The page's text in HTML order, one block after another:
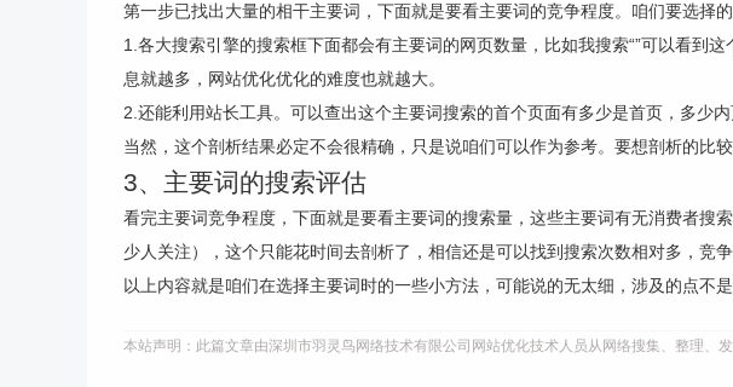
第一步已找出大量的相干主要词，下面就是要看主要词的竞争程度。咱们要选择
1.各大搜索引擎的搜索框下面都会有主要词的网页数量，比如我搜索“”可以看到
息就越多，网站优化优化的难度也就越大。
2.还能利用站长工具。可以查出这个主要词搜索的首个页面有多少是首页，多少内
当然，这个剖析结果必定不会很精确，只是说咱们可以作为参考。要想剖析的比
3、主要词的搜索评估
看完主要词竞争程度，下面就是要看主要词的搜索量，这些主要词有无消费者
少人关注），这个只能花时间去剖析了，相信还是可以找到搜索次数相对多，竞争
以上内容就是咱们在选择主要词时的一些小方法，可能说的无太细，涉及的点不
本站声明：此篇文章由深圳市羽灵鸟网络技术有限公司网站优化技术人员从网络搜集、整理、